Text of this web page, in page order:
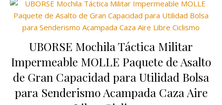
UBORSE Mochila Táctica Militar
Impermeable MOLLE Paquete de Asalto
de Gran Capacidad para Utilidad Bolsa
para Senderismo Acampada Caza Aire